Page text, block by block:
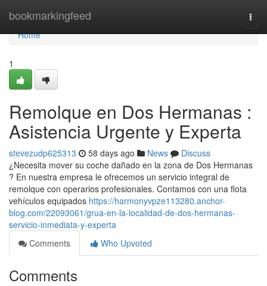
bookmarkingfeed
Home
Home
1
Remolque en Dos Hermanas :
Asistencia Urgente y Experta
stevezudp625313 58 days ago News
Discuss
¿Necesita mover su coche dañado en la zona de Dos Hermanas
? En nuestra empresa le ofrecemos un servicio integral de
remolque con operarios profesionales. Contamos con una flota
vehículos equipados https://harmonyvpze113280.anchor-
blog.com/22093061/grua-en-la-localidad-de-dos-hermanas-
servicio-inmediata-y-experta
Comments
Who Upvoted
Comments